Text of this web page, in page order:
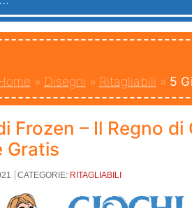
» Disegni » Ritagliabili » 5
Frozen – Il Regno di
Gratis
CATEGORIE: RITAGLIABILI